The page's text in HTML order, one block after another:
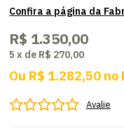
R$ 1.350,00
5 x de R$ 270,00
Ou R$ 1.282,50 no
Avalie